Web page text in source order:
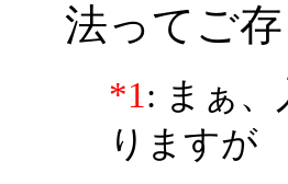
法ってご
*1: まぁ
りますが